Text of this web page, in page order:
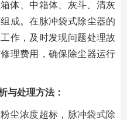
体、中箱体、灰斗、清灰
成。在脉冲袋式除尘器的
作，及时发现问题处理故
理费用，确保除尘器运行
与处理方法：
尘浓度超标，脉冲袋式除